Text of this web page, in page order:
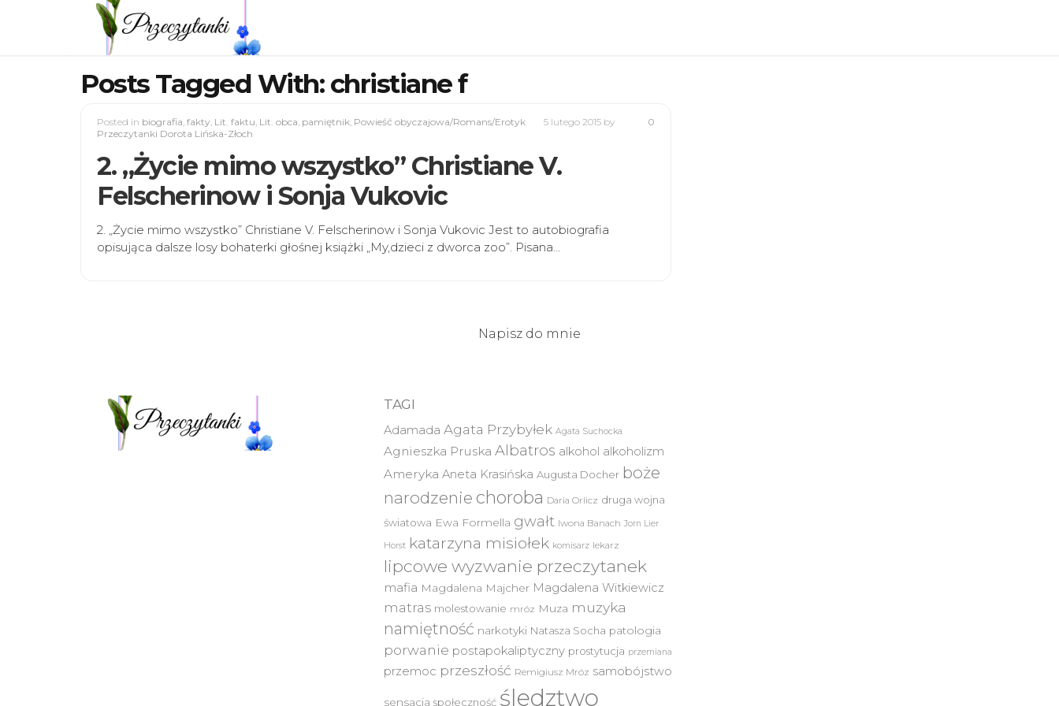
Posts Tagged With: christiane f
0
Posted in biografia, fakty, Lit. faktu, Lit. obca, pamiętnik, Powieść obyczajowa/Romans/Erotyk 5 lutego 2015 by
Przeczytanki Dorota Lińska-Złoch
2. „Życie mimo wszystko” Christiane V.
Felscherinow i Sonja Vukovic
2. „Życie mimo wszystko” Christiane V. Felscherinow i Sonja Vukovic Jest to autobiografia
opisująca dalsze losy bohaterki głośnej książki „My,dzieci z dworca zoo”. Pisana…
Napisz do mnie
TAGI
Adamada Agata Przybyłek Agata Suchocka
Agnieszka Pruska Albatros alkohol alkoholizm
Ameryka Aneta Krasińska Augusta Docher boże
narodzenie choroba Daria Orlicz druga wojna
światowa Ewa Formella gwałt Iwona Banach Jorn Lier
Horst katarzyna misiołek komisarz lekarz
lipcowe wyzwanie przeczytanek
mafia Magdalena Majcher Magdalena Witkiewicz
matras molestowanie mróz Muza muzyka
namiętność narkotyki Natasza Socha patologia
porwanie postapokaliptyczny prostytucja przemiana
przemoc przeszłość Remigiusz Mróz samobójstwo
sensacja społeczność śledztwo